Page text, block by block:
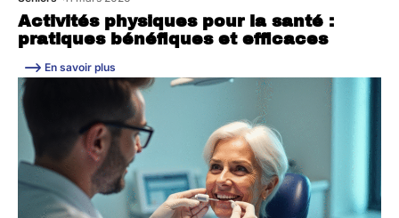
Activités physiques pour la santé :
pratiques bénéfiques et efficaces
En savoir plus